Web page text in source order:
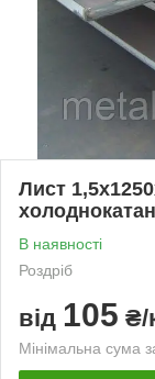
Лист
В наявності
Роздріб
від 105 ₴/
Мінімальна сума